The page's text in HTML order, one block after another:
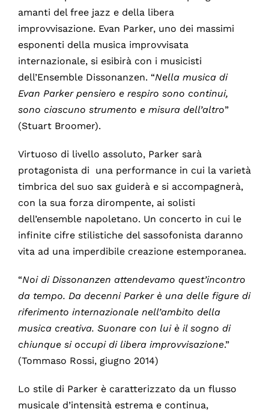
amanti del free jazz e della libera
improvvisazione. Evan Parker, uno dei massimi
esponenti della musica improvvisata
internazionale, si esibirà con i musicisti
dell’Ensemble Dissonanzen. “Nella musica di
Evan Parker pensiero e respiro sono continui,
sono ciascuno strumento e misura dell’altro”
(Stuart Broomer).
Virtuoso di livello assoluto, Parker sarà
protagonista di una performance in cui la varietà
timbrica del suo sax guiderà e si accompagnerà,
con la sua forza dirompente, ai solisti
dell’ensemble napoletano. Un concerto in cui le
infinite cifre stilistiche del sassofonista daranno
vita ad una imperdibile creazione estemporanea.
“Noi di Dissonanzen attendevamo quest’incontro
da tempo. Da decenni Parker è una delle figure di
riferimento internazionale nell’ambito della
musica creativa. Suonare con lui è il sogno di
chiunque si occupi di libera improvvisazione.”
(Tommaso Rossi, giugno 2014)
Lo stile di Parker è caratterizzato da un flusso
musicale d’intensità estrema e continua,